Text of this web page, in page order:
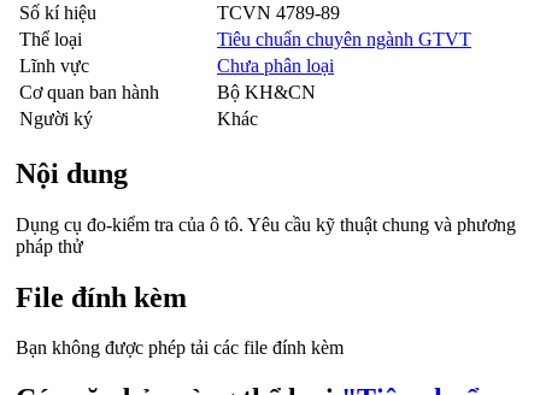
Số kí hiệu
TCVN 4789-89
Thể loại
Tiêu chuẩn chuyên ngành GTVT
Lĩnh vực
Chưa phân loại
Cơ quan ban hành
Bộ KH&CN
Người ký
Khác
Nội dung
Dụng cụ đo-kiểm tra của ô tô. Yêu cầu kỹ thuật chung và phương
pháp thử
File đính kèm
Bạn không được phép tải các file đính kèm